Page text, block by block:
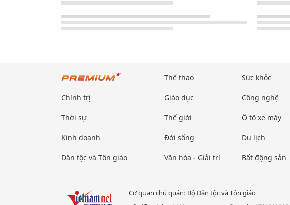
Chính trị
Thời sự
Kinh doanh
Dân tộc và Tôn giáo
Thể thao
Giáo dục
Thế giới
Đời sống
Văn hóa - Giải trí
Sức khỏe
Công nghệ
Ô tô xe máy
Du lịch
Bất động sản
Cơ quan chủ quản: Bộ Dân tộc và Tôn giáo